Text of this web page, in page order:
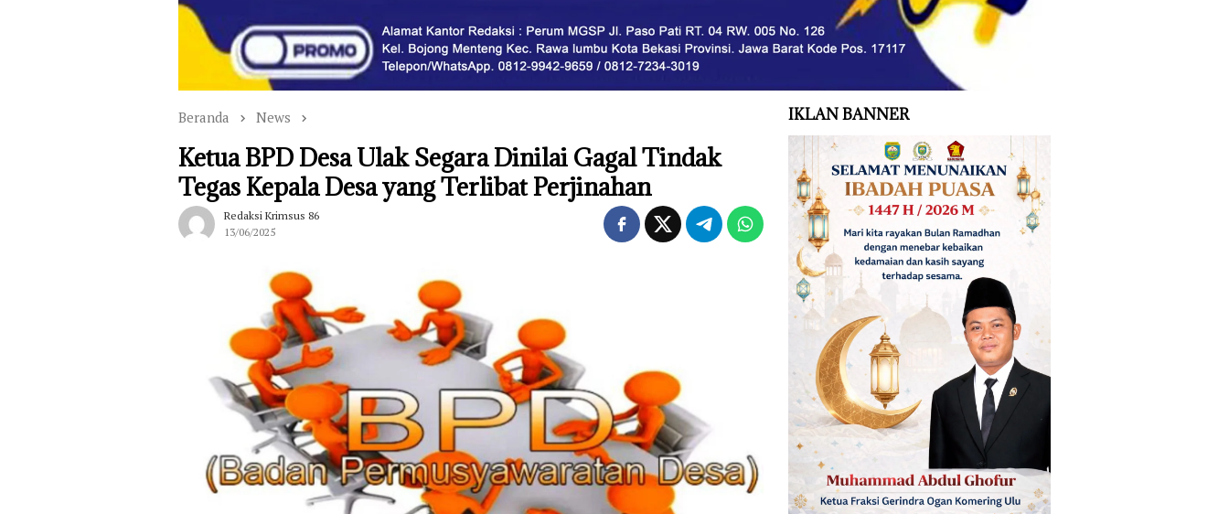
Beranda News
Ketua BPD Desa Ulak Segara Dinilai Gagal Tindak
Tegas Kepala Desa yang Terlibat Perjinahan
Redaksi Krimsus 86
13/06/2025
IKLAN BANNER